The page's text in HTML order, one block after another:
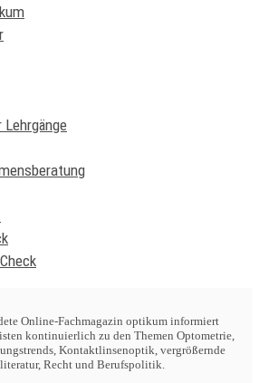
Lehrgänge
Online-Fachmagazin optikum informiert
kontinuierlich zu den Themen Optometrie,
Kontaktlinsenoptik, vergrößernde
Recht und Berufspolitik.